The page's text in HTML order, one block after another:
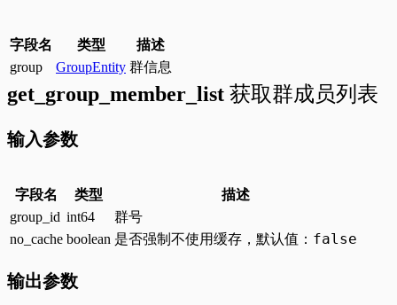
字段名 类型
描述
group
GroupEntity 群信息
get_group_member_list 获取群成员列表
输入参数
字段名 类型
描述
group_id int64
群号
no_cache boolean 是否强制不使用缓存，默认值： false
输出参数